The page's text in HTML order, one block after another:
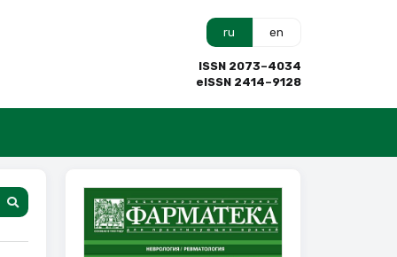
ru en
ISSN 2073–4034
eISSN 2414–9128